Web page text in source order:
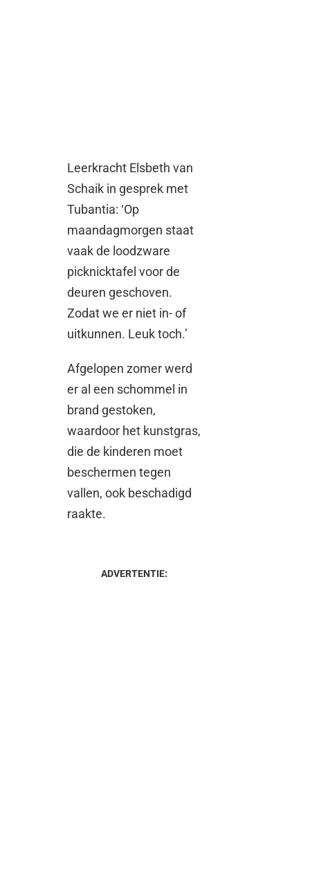
Leerkracht Elsbeth van
Schaik in gesprek met
Tubantia: ‘Op
maandagmorgen staat
vaak de loodzware
picknicktafel voor de
deuren geschoven.
Zodat we er niet in- of
uitkunnen. Leuk toch.’
Afgelopen zomer werd
er al een schommel in
brand gestoken,
waardoor het kunstgras,
die de kinderen moet
beschermen tegen
vallen, ook beschadigd
raakte.
ADVERTENTIE: